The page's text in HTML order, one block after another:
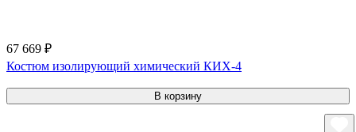
67 669 ₽
Костюм изолирующий химический КИХ-4
В корзину